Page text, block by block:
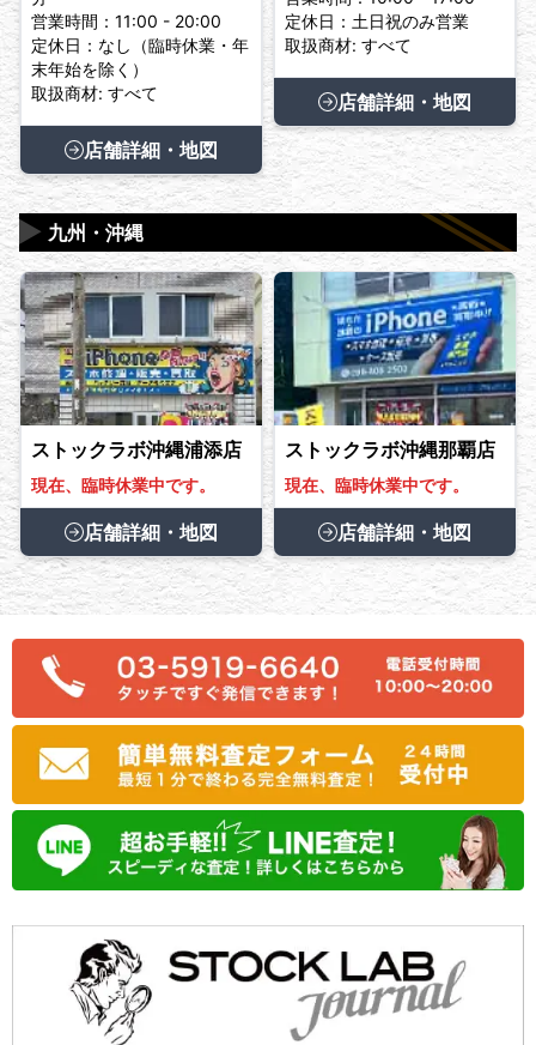
営業時間：11:00 - 20:00
定休日：なし（臨時休業・年
末年始を除く）
取扱商材: すべて
店舗詳細・地図
定休日：土日祝のみ営業
取扱商材: すべて
店舗詳細・地図
九州・沖縄
▶
ストックラボ沖縄浦添店
現在、臨時休業中です。
店舗詳細・地図
ストックラボ沖縄那覇店
現在、臨時休業中です。
店舗詳細・地図